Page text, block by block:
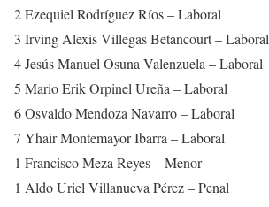
2 Ezequiel Rodríguez Ríos – Laboral
3 Irving Alexis Villegas Betancourt – Laboral
4 Jesús Manuel Osuna Valenzuela – Laboral
5 Mario Erik Orpinel Ureña – Laboral
6 Osvaldo Mendoza Navarro – Laboral
7 Yhair Montemayor Ibarra – Laboral
1 Francisco Meza Reyes – Menor
1 Aldo Uriel Villanueva Pérez – Penal